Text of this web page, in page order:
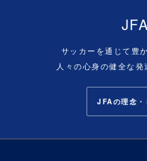
サッカーを通じて豊
人々の心身の健全な発
JFAの理念・